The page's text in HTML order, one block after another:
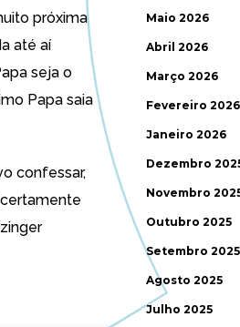
próxima
até aí
seja o
Papa saia
confessar,
Maio 2026
Abril 2026
Março 2026
Fevereiro 2026
Janeiro 2026
Dezembro
Novembro
Outubro 2025
Setembro 2025
Agosto 2025
Julho 2025